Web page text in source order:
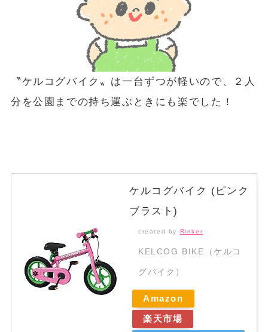
〝ケルコグバイク〟は一台ずつが軽いので、２人
分を公園までの持ち運ぶときにも楽でした！
ケルコグバイク (ピンク
ブラスト)
created by Rinker
KELCOG BIKE（ケルコ
グバイク）
Amazon
楽天市場